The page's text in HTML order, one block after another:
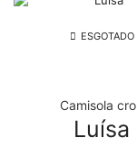
ESGOTADO
Camisola
Luísa